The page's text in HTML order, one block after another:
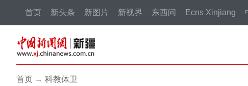
首页 新头条 新图片 新视界 东西问 Ecns Xinjiang
首页 → 科教体卫